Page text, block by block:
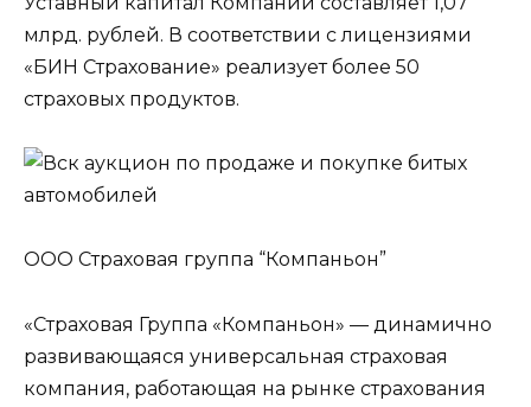
млрд. рублей. В соответствии с лицензиями
«БИН Страхование» реализует более 50
страховых продуктов.
ООО Страховая группа “Компаньон”
«Страховая Группа «Компаньон» — динамично
развивающаяся универсальная страховая
компания, работающая на рынке страхования